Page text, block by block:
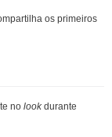
Aniston e Brad Pitt
Veja o que
...
os primeiros
no lookdurante